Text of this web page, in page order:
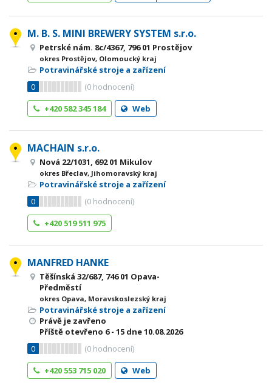
M. B. S. MINI BREWERY SYSTEM s.r.o.
Petrské nám. 8c/4367, 796 01 Prostějov
okres Prostějov, Olomoucký kraj
Potravinářské stroje a zařízení
0
(0 hodnocení)
+420 582 345 184
Web
MACHAIN s.r.o.
Nová 22/1031, 692 01 Mikulov
okres Břeclav, Jihomoravský kraj
Potravinářské stroje a zařízení
0
(0 hodnocení)
+420 519 511 975
MANFRED HANKE
Těšínská 32/687, 746 01 Opava-
Předměstí
okres Opava, Moravskoslezský kraj
Potravinářské stroje a zařízení
Právě je zavřeno
Příště otevřeno 6 - 15 dne 10.08.2026
0
(0 hodnocení)
+420 553 715 020
Web